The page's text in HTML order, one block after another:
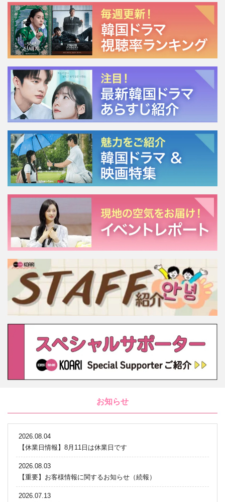
お知らせ
2026.08.04
【休業日情報】8月11日は休業日です
2026.08.03
【重要】お客様情報に関するお知らせ（続報）
2026.07.13